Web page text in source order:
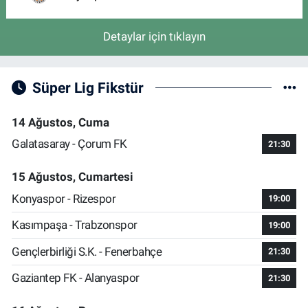
Detaylar için tıklayın
Süper Lig Fikstür
14 Ağustos, Cuma
Galatasaray - Çorum FK
21:30
15 Ağustos, Cumartesi
Konyaspor - Rizespor
19:00
Kasımpaşa - Trabzonspor 19:00
Gençlerbirliği S.K. - Fenerbahçe 21:30
Gaziantep FK - Alanyaspor 21:30